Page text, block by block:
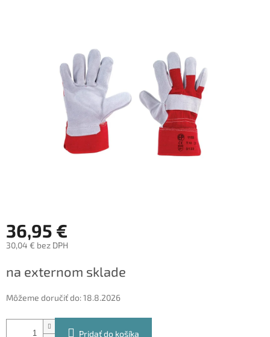
36,95 €
30,04 € bez DPH
cena:
na externom sklade
Môžeme doručiť do:18.8.2026
Pridať do košíka